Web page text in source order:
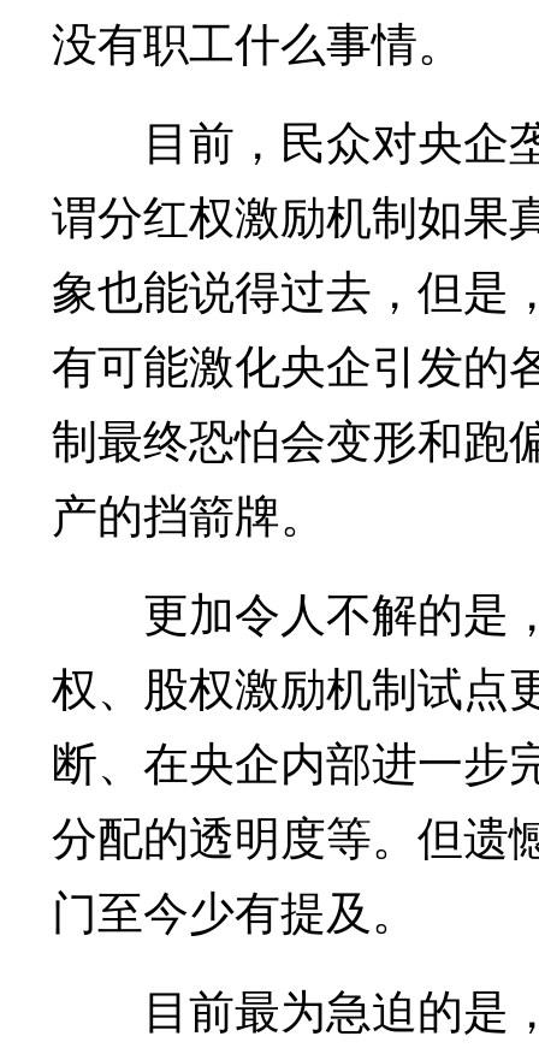
没有职工什么事情。
目前，民众对央企
谓分红权激励机制如果
象也能说得过去，但是
有可能激化央企引发的
制最终恐怕会变形和跑
产的挡箭牌。
更加令人不解的是
权、股权激励机制试点
断、在央企内部进一步
分配的透明度等。但遗
门至今少有提及。
目前最为急迫的是